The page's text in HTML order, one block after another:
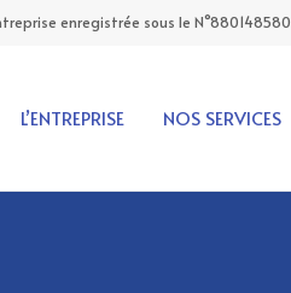
enregistrée sous le
L’ENTREPRISE NOS SERVICES